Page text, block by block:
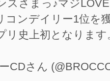
スさまっ♪マジ
コンデイリー1位を
リ史上初となります
CDさん